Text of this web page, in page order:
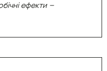
ефекти –